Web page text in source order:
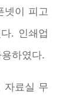
넷이 피고
. 인쇄업
하였다.
자료실 무